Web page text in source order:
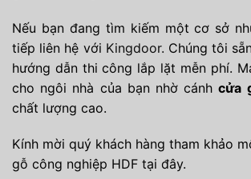
Nếu bạn đang tìm kiếm một cơ sở
tiếp liên hệ với Kingdoor. Chúng tôi
hướng dẫn thi công lắp lặt mễn phí.
cho ngôi nhà của bạn nhờ cánhcửa
chất lượng cao.
Kính mời quý khách hàng tham khảo
gỗ công nghiệp HDF tại đây.